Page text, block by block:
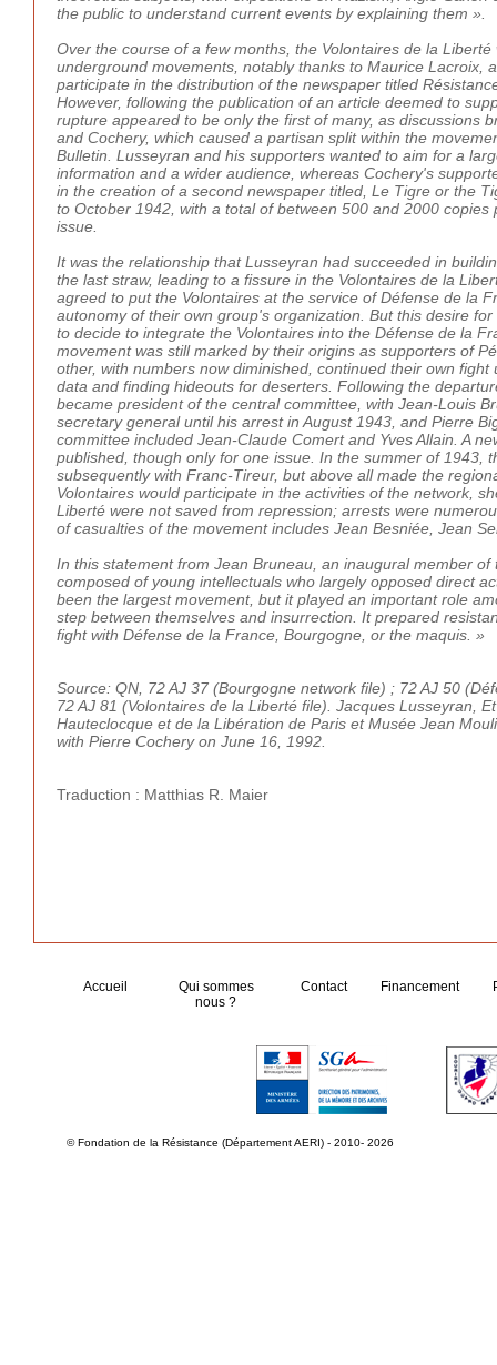
the public to understand current events by explaining them ».
Over the course of a few months, the Volontaires de la
underground movements, notably thanks to Maurice Lacroix,
participate in the distribution of the newspaper titled
However, following the publication of an article deemed to
rupture appeared to be only the first of many, as discussions
and Cochery, which caused a partisan split within the
Bulletin. Lusseyran and his supporters wanted to aim for a
information and a wider audience, whereas Cochery's
in the creation of a second newspaper titled, Le Tigre or the
to October 1942, with a total of between 500 and 2000
issue.
It was the relationship that Lusseyran had succeeded in
the last straw, leading to a fissure in the Volontaires de la
agreed to put the Volontaires at the service of Défense de la
autonomy of their own group's organization. But this desire
to decide to integrate the Volontaires into the Défense de la
movement was still marked by their origins as supporters of
other, with numbers now diminished, continued their own
data and finding hideouts for deserters. Following the
became president of the central committee, with Jean-Louis
secretary general until his arrest in August 1943, and Pierre
committee included Jean-Claude Comert and Yves Allain. A
published, though only for one issue. In the summer of 1943,
subsequently with Franc-Tireur, but above all made the
Volontaires would participate in the activities of the network,
Liberté were not saved from repression; arrests were
of casualties of the movement includes Jean Besniée, Jean
In this statement from Jean Bruneau, an inaugural member
composed of young intellectuals who largely opposed direct
been the largest movement, but it played an important role
step between themselves and insurrection. It prepared
fight with Défense de la France, Bourgogne, or the maquis. »
Source: QN, 72 AJ 37 (Bourgogne network file) ; 72 AJ 50
72 AJ 81 (Volontaires de la Liberté file). Jacques Lusseyran,
Hauteclocque et de la Libération de Paris et Musée Jean
with Pierre Cochery on June 16, 1992.
Traduction : Matthias R. Maier
Accueil
Qui sommes
nous ?
Contact Financement
© Fondation de la Résistance (Département AERI) - 2010- 2026